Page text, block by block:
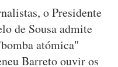
o Presidente
de Sousa admite
atómica"
Barreto ouvir os